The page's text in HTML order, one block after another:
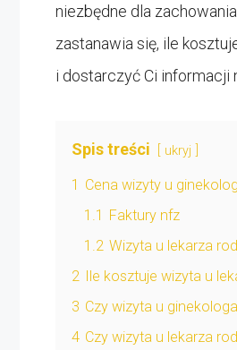
niezbędne dla
zastanawia się, ile
i dostarczyć Ci informacji
Spis treści ukryj
1 Cena wizyty u
1.1 Faktury nfz
1.2 Wizyta u lekarza
2 Ile kosztuje wizyta u
3 Czy wizyta u
4 Czy wizyta u lekarza